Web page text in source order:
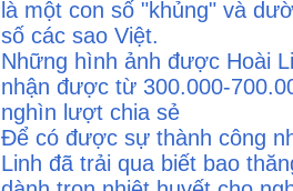
là một con số "khủng" và
số các sao Việt.
Những hình ảnh được Hoài
nhận được từ 300.000-
nghìn lượt chia sẻ
Để có được sự thành công
Linh đã trải qua biết bao